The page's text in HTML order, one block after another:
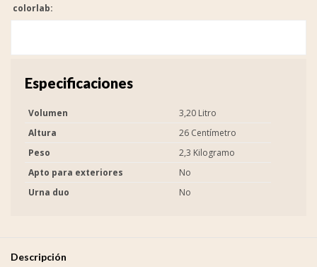
colorlab:
Especificaciones
Volumen
3,20 Litro
Altura
26 Centímetro
Peso
2,3 Kilogramo
Apto para exteriores
No
Urna duo
No
Descripción